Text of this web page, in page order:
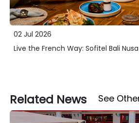
02 Jul 2026
Live the French Way: Sofitel Bali
Related News See